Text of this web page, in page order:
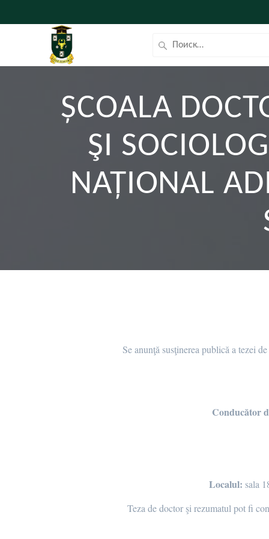
ȘCOALA
ŞI
NAȚIONAL
Se anunţă susţinerea publică a tezei
Conducător
Localul: sala
Teza de doctor şi rezumatul pot fi